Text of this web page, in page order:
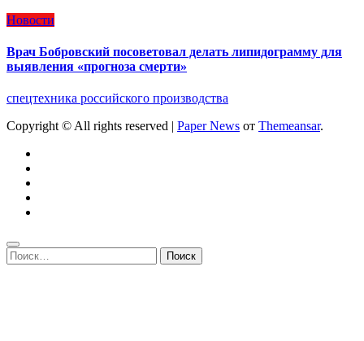
Новости
Врач Бобровский посоветовал делать липидограмму для
выявления «прогноза смерти»
спецтехника российского производства
Copyright © All rights reserved | Paper News от Themeansar.
Найти: